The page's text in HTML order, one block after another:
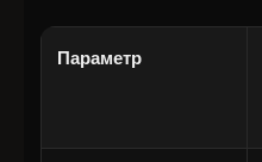
Параметр